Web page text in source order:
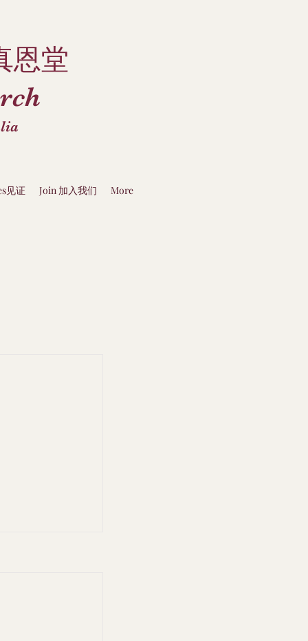
恩堂
见证 Join 加入我们 More